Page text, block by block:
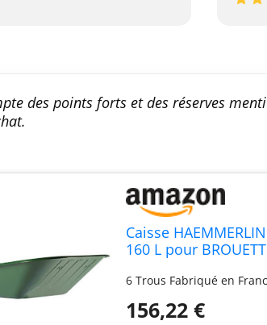
des points forts et des réserves
Caisse
160 L pour
6 Trous Fabriqué en
156,22 €